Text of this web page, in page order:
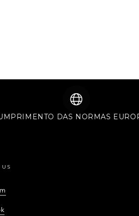
CUMPRIMENTO DAS NORMAS